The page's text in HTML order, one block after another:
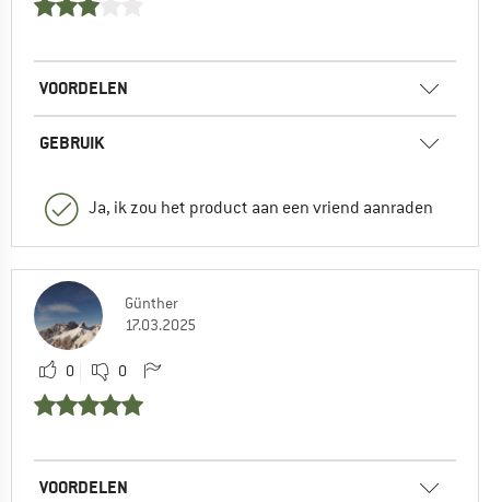
VOORDELEN
GEBRUIK
Ja, ik zou het product aan een vriend aanraden
Günther
17.03.2025
0 0
VOORDELEN